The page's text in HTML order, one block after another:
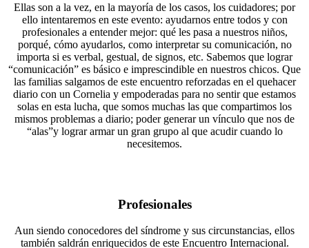
Ellas son a la vez, en la mayoría de los casos, los cuidadores; por
ello intentaremos en este evento: ayudarnos entre todos y con
profesionales a entender mejor: qué les pasa a nuestros niños,
porqué, cómo ayudarlos, como interpretar su comunicación, no
importa si es verbal, gestual, de signos, etc. Sabemos que lograr
“comunicación” es básico e imprescindible en nuestros chicos. Que
las familias salgamos de este encuentro reforzadas en el quehacer
diario con un Cornelia y empoderadas para no sentir que estamos
solas en esta lucha, que somos muchas las que compartimos los
mismos problemas a diario; poder generar un vínculo que nos de
“alas”y lograr armar un gran grupo al que acudir cuando lo
necesitemos.
Profesionales
Aun siendo conocedores del síndrome y sus circunstancias, ellos
también saldrán enriquecidos de este Encuentro Internacional.